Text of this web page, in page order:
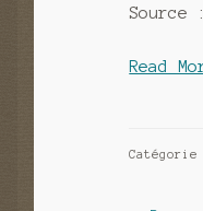
Source
Read